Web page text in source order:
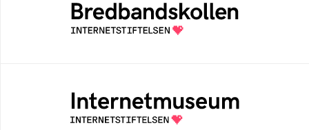
Bredbandskollen är ett oberoende
konsumentverktyg som drivs av
Internetstiftelsen
Ett digitalt museum som byggts, och kureras
av Internetstiftelsen